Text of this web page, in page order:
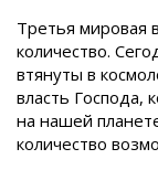
Третья мировая
количество.
втянуты в
власть Господа,
на нашей
количество